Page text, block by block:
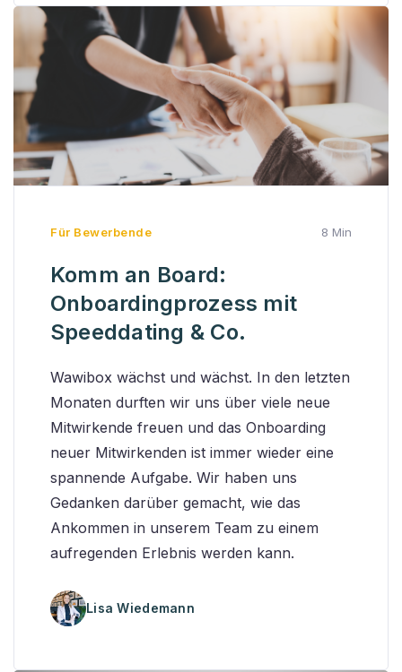
Für Bewerbende 8 Min
Komm an Board:
Onboardingprozess mit
Speeddating & Co.
Wawibox wächst und wächst. In den letzten
Monaten durften wir uns über viele neue
Mitwirkende freuen und das Onboarding
neuer Mitwirkenden ist immer wieder eine
spannende Aufgabe. Wir haben uns
Gedanken darüber gemacht, wie das
Ankommen in unserem Team zu einem
aufregenden Erlebnis werden kann.
Lisa Wiedemann